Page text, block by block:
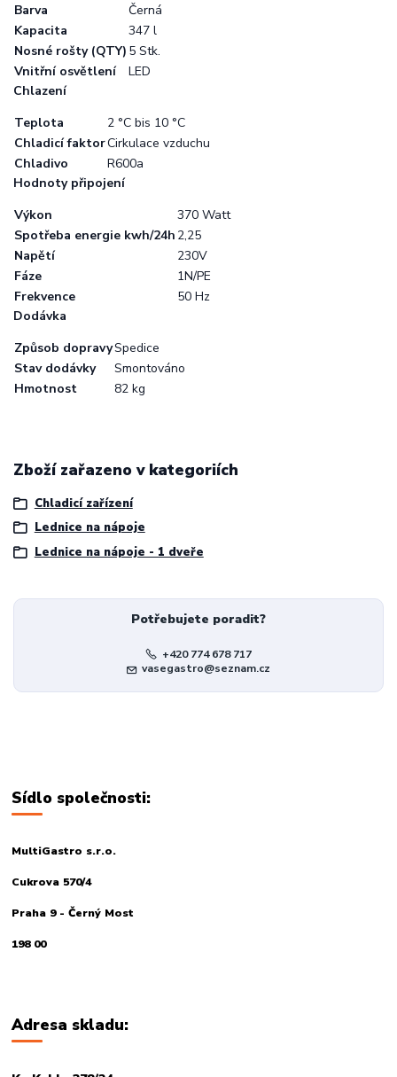
Barva
Černá
Kapacita
347 l
Nosné rošty (QTY) 5 Stk.
Vnitřní osvětlení
LED
Chlazení
Teplota
2 °C bis 10 °C
Chladicí faktorCirkulace vzduchu
Chladivo
R600a
Hodnoty připojení
Výkon
370 Watt
Spotřeba energie kwh/24h 2,25
Napětí
230V
Fáze
1N/PE
Frekvence
50 Hz
Dodávka
Způsob dopravySpedice
Stav dodávky
Smontováno
Hmotnost
82 kg
Zboží zařazeno v kategoriích
Chladicí zařízení
Lednice na nápoje
Lednice na nápoje - 1 dveře
Potřebujete poradit?
+420 774 678 717
vasegastro@seznam.cz
Sídlo společnosti:
MultiGastro s.r.o.
Cukrova 570/4
Praha 9 - Černý Most
198 00
Adresa skladu: